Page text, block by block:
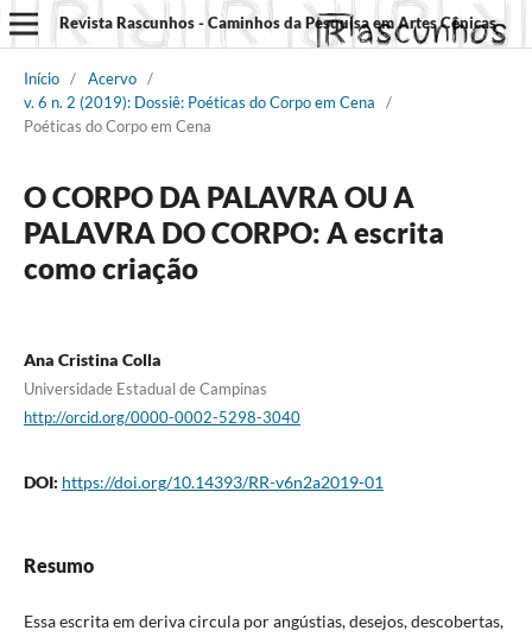
Revista Rascunhos - Caminhos da Pesquisa em Artes Cênicas
Início / Acervo /
v. 6 n. 2 (2019): Dossiê: Poéticas do Corpo em Cena
/
Poéticas do Corpo em Cena
O CORPO DA PALAVRA OU A
PALAVRA DO CORPO: A escrita
como criação
Ana Cristina Colla
Universidade Estadual de Campinas
http://orcid.org/0000-0002-5298-3040
DOI: https://doi.org/10.14393/RR-v6n2a2019-01
Resumo
Essa escrita em deriva circula por angústias, desejos, descobertas,